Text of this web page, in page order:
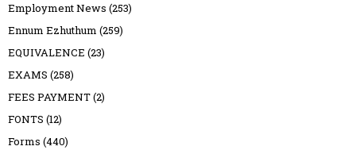
Employment News (253)
Ennum Ezhuthum (259)
EQUIVALENCE (23)
EXAMS (258)
FEES PAYMENT(2)
FONTS (12)
Forms (440)